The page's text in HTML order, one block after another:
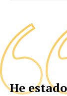
He